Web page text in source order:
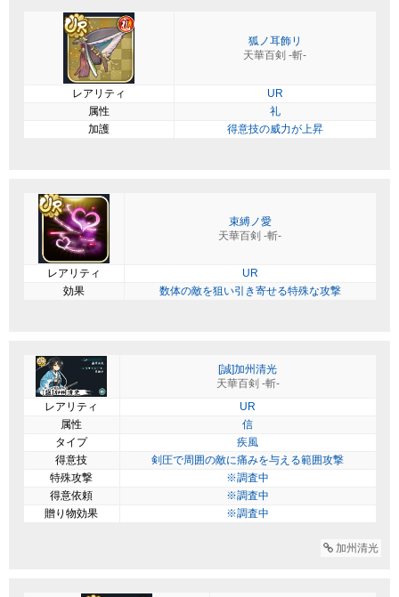
狐ノ耳飾リ
天華百剣 -斬-
レアリティ
UR
属性
礼
加護
得意技の威力が上昇
束縛ノ愛
天華百剣 -斬-
レアリティ
UR
効果
数体の敵を狙い引き寄せる特殊な攻撃
[誠]加州清光
天華百剣 -斬-
レアリティ
UR
属性
信
タイプ
疾風
得意技
剣圧で周囲の敵に痛みを与える範囲攻撃
特殊攻撃
※調査中
得意依頼
※調査中
贈り物効果
※調査中
加州清光